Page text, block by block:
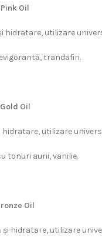
Oil
hidratare, utilizare
trandafiri.
Oil
hidratare, utilizare
tonuri aurii, vanilie.
Oil
hidratare, utilizare